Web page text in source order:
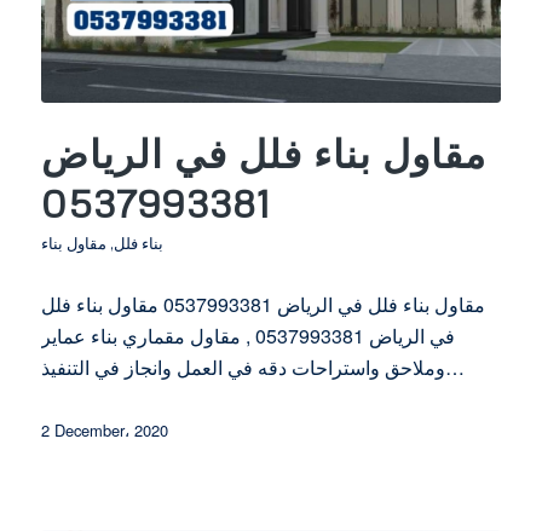
مقاول بناء فلل في الرياض
0537993381
بناء فلل, مقاول بناء
مقاول بناء فلل في الرياض 0537993381 مقاول بناء فلل
في الرياض 0537993381 , مقاول مقماري بناء عماير
وملاحق واستراحات دقه في العمل وانجاز في التنفيذ…
2 December، 2020